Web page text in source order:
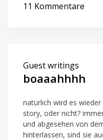
11 Kommentare
Guest writings
boaaahhhh
natürlich wird es
story, oder nicht?
und abgesehen von
hinterlassen, sind sie